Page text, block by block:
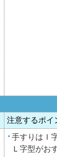
注意するポイ
手すりはＩ
Ｌ字型がお